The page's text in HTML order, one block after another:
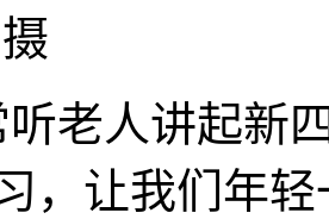
人讲起新四
，让我们年